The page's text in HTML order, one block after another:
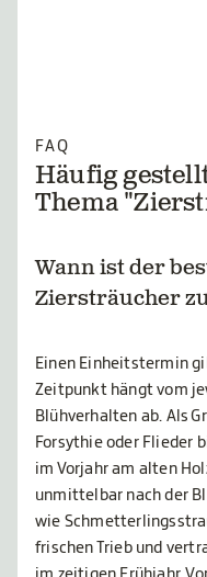
FAQ
Häufig
Thema
Wann ist der
Ziersträucher
Einen Einheitstermin
Zeitpunkt hängt vom
Blühverhalten ab. Als
Forsythie oder Flieder
im Vorjahr am alten
unmittelbar nach der
wie
frischen Trieb und